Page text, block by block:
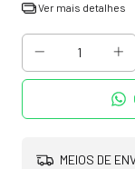
Ver mais detalhes
MEIOS DE